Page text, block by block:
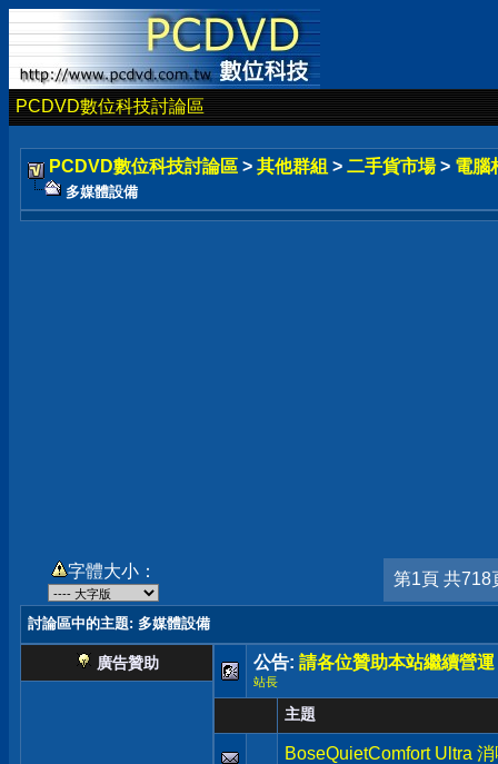
PCDVD數位科技討論區
PCDVD數位科技討論區 > 其他群組 > 二手貨市場 > 電腦
多媒體設備
字體大小： 第1頁 共718
討論區中的主題: 多媒體設備
廣告贊助 公告: 請各位贊助本站繼續營運
站長
主題
BoseQuietComfort Ultra